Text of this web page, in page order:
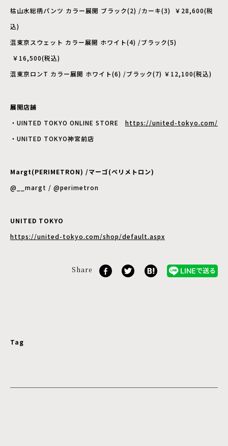
枯山水総柄パンツ カラー展開 ブラック(2) /カーキ(3) ￥28,600(税
込)
混東京スウェット カラー展開 ホワイト(4) /ブラック(5)
￥16,500(税込)
混東京ロンT カラー展開 ホワイト(6) /ブラック(7) ￥12,100(税込)
展開店舗
・UINTED TOKYO ONLINE STORE https://united-tokyo.com/
・UNITED TOKYO神宮前店
Margt(PERIMETRON) /マーゴ(ペリメトロン)
@__margt / @perimetron
UNITED TOKYO
https://united-tokyo.com/shop/default.aspx
Share
Tag